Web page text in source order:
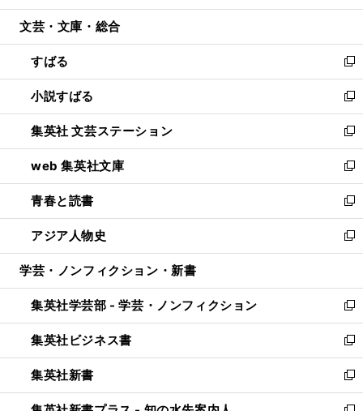
開
ウ
開
く
ン
ウ
で
開
く
ウ
ン
ド
ウ
で
開
く
文芸・文庫・総合
すばる
新
し
い
ウ
ィ
ン
ド
ウ
で
開
く
小説すばる
新
し
い
ウ
ィ
ン
ド
ウ
で
開
集英社 文芸ステーション
新
し
い
ウ
ィ
ン
ド
ウ
開
く
web 集英社文庫
新
し
い
ウ
ィ
ン
ウ
で
開
く
青春と読書
新
し
い
ウ
ン
ド
ウ
で
開
く
アジア人物史
新
し
ウ
ィ
ン
ド
ウ
で
開
学芸・ノンフィクション・新書
集英社学芸部 - 学芸・ノンフィクション
新
し
い
ウ
ィ
ン
集英社ビジネス書
新
し
い
ウ
集英社新書
新
し